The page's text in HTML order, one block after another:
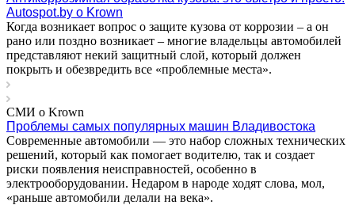
Autospot.by o Krown
Когда возникает вопрос о защите кузова от коррозии – а он
рано или поздно возникает – многие владельцы автомобилей
представляют некий защитный слой, который должен
покрыть и обезвредить все «проблемные места».
СМИ о Krown
Проблемы самых популярных машин Владивостока
Современные автомобили — это набор сложных технических
решений, который как помогает водителю, так и создает
риски появления неисправностей, особенно в
электрооборудовании. Недаром в народе ходят слова, мол,
«раньше автомобили делали на века».